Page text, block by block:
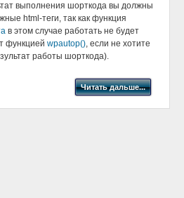
выполнения шорткода вы должны
html-теги, так как функция
в этом случае работать не будет
функцией wpautop(), если не хотите
работы шорткода).
Читать дальше...